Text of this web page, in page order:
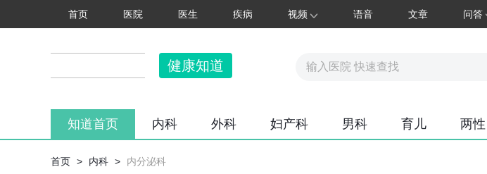
首页 医院 医生 疾病 视频 语音 文章 问答
健康知道
知道首页 内科 外科 妇产科 男科 育儿 两性
首页 > 内科 > 内分泌科